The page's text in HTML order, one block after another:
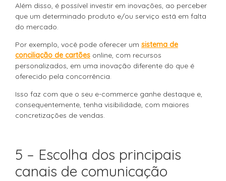
Além disso, é possível investir em inovações, ao perceber
que um determinado produto e/ou serviço está em falta
do mercado.
Por exemplo, você pode oferecer um sistema de
conciliação de cartões online, com recursos
personalizados, em uma inovação diferente do que é
oferecido pela concorrência.
Isso faz com que o seu e-commerce ganhe destaque e,
consequentemente, tenha visibilidade, com maiores
concretizações de vendas.
5 – Escolha dos principais
canais de comunicação